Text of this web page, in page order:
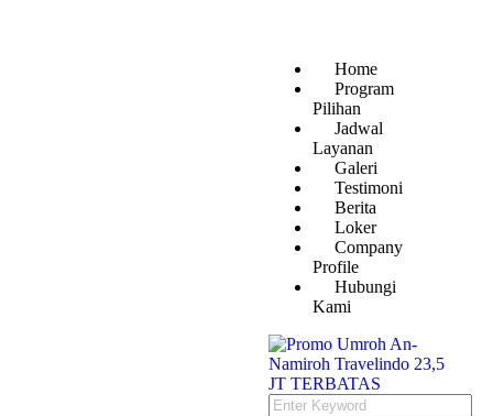
Home
Program
Pilihan
Jadwal
Layanan
Galeri
Testimoni
Berita
Loker
Company
Profile
Hubungi
Kami